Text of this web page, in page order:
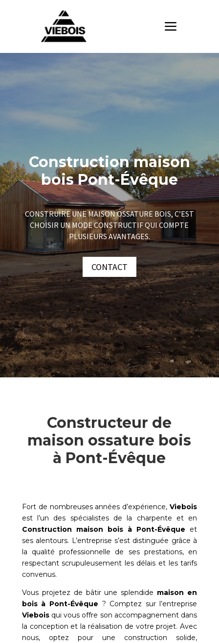
Construction maison
bois Pont-Évêque
CONSTRUIRE UNE MAISON OSSATURE BOIS, C’EST
CHOISIR UN MODE CONSTRUCTIF QUI COMPTE
PLUSIEURS AVANTAGES.
CONTACT
Constructeur de
maison ossature bois
à Pont-Évêque
Fort de nombreuses années d’expérience,Viebois
est l’un des spécialistes de la charpente et en
Construction maison bois à Pont-Évêque et
ses alentours. L’entreprise s’est distinguée grâce à
la qualité professionnelle de ses prestations, en
respectant scrupuleusement les délais et les tarifs
convenus.
Vous projetez de bâtir une splendide maison en
bois à Pont-Évêque ? Comptez sur l’entreprise
Vieboisqui vous offre son accompagnement dans
la conception et la réalisation de votre projet. Avec
nous, optez pour une construction solide,